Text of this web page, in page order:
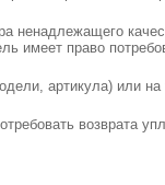
ненадлежащего
имеет право
артикула) или
возврата